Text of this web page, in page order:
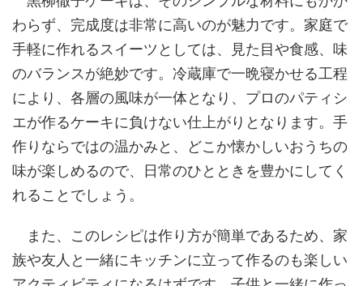
わらず、完成度は非常に高いのが魅力です。家庭で
手軽に作れるスイーツとしては、見た目や食感、味
のバランスが絶妙です。冷蔵庫で一晩寝かせる工程
により、各層の風味が一体となり、プロのパティシ
エが作るケーキに負けない仕上がりとなります。手
作りならではの温かみと、どこか懐かしいおうちの
味が楽しめるので、日常のひとときを豊かにしてく
れることでしょう。
また、このレシピは作り方が簡単であるため、家
族や友人と一緒にキッチンに立って作るのも楽しい